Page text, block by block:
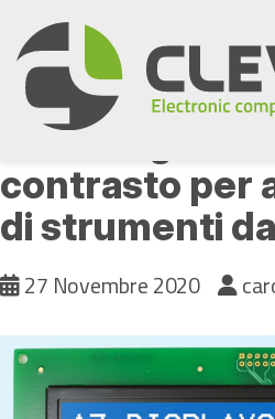
to
content
Modulo
contrasto per
di strumenti
27 Novembre 2020